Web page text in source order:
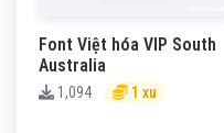
Font Việt hóa VIP South
Australia
1,094 1 xu